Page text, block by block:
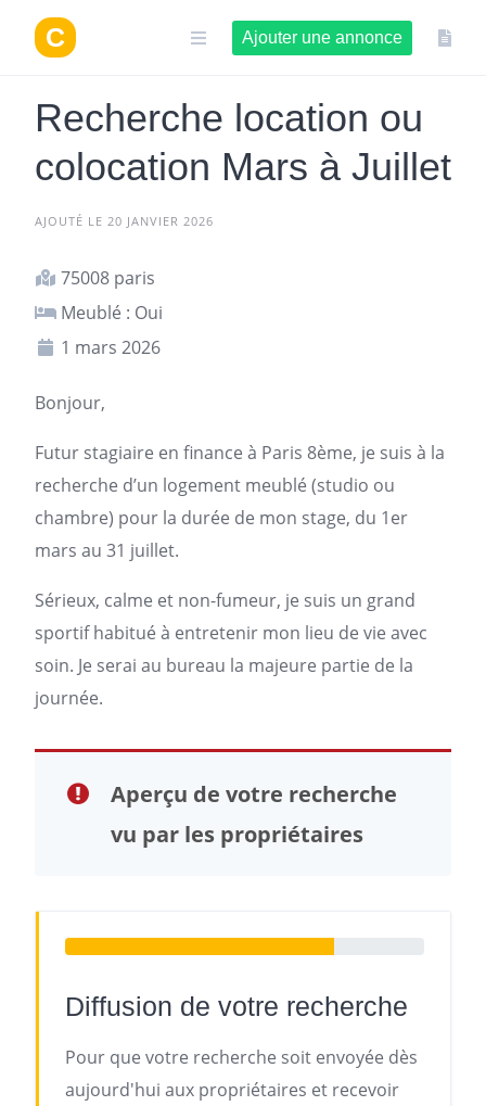
contenu
Ajouter une annonce
Recherche location ou
colocation Mars à Juillet
AJOUTÉ LE 20 JANVIER 2026
75008 paris
Meublé : Oui
1 mars 2026
Bonjour,
Futur stagiaire en finance à Paris 8ème, je suis à la
recherche d’un logement meublé (studio ou
chambre) pour la durée de mon stage, du 1er
mars au 31 juillet.
Sérieux, calme et non-fumeur, je suis un grand
sportif habitué à entretenir mon lieu de vie avec
soin. Je serai au bureau la majeure partie de la
journée.
Aperçu de votre recherche
vu par les propriétaires
Diffusion de votre recherche
Pour que votre recherche soit envoyée dès
aujourd'hui aux propriétaires et recevoir